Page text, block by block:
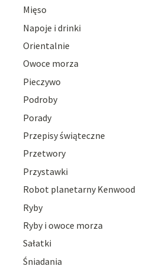
Mięso
Napoje i drinki
Orientalnie
Owoce morza
Pieczywo
Podroby
Porady
Przepisy świąteczne
Przetwory
Przystawki
Robot planetarny Kenwood
Ryby
Ryby i owoce morza
Sałatki
Śniadania